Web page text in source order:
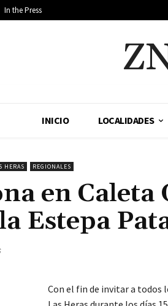
In the Press
INICIO LOCALIDADES
HERAS REGIONALES
en Caleta
Estepa
Con el fin de invitar a todos